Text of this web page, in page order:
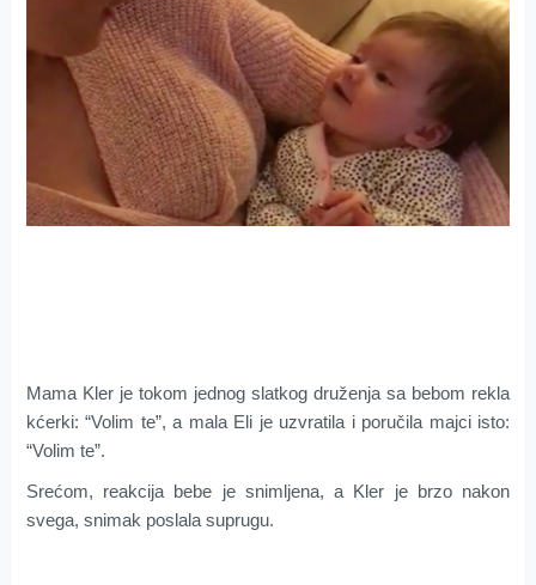
Mama Kler je tokom jednog slatkog druženja sa bebom rekla
kćerki: “Volim te”, a mala Eli je uzvratila i poručila majci isto:
“Volim te”.
Srećom, reakcija bebe je snimljena, a Kler je brzo nakon
svega, snimak poslala suprugu.